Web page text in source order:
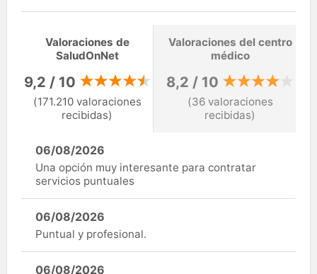
Valoraciones de
SaludOnNet
9,2 / 10
(171.210 valoraciones
recibidas)
Valoraciones del centro
médico
8,2 / 10
(36 valoraciones
recibidas)
06/08/2026
Una opción muy interesante para contratar
servicios puntuales
06/08/2026
Puntual y profesional.
06/08/2026